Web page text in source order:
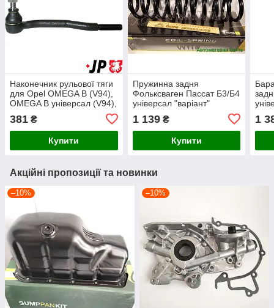
Наконечник рульової тяги
для Opel OMEGA B (V94),
OMEGA B універсал (V94),
універсал.
381 ₴
Купити
Пружинна задня
Фольксваген Пассат Б3/Б4
універсал "варіант"
1 139₴
Купити
1
Акційні пропозиції та новинки
–10% –10%